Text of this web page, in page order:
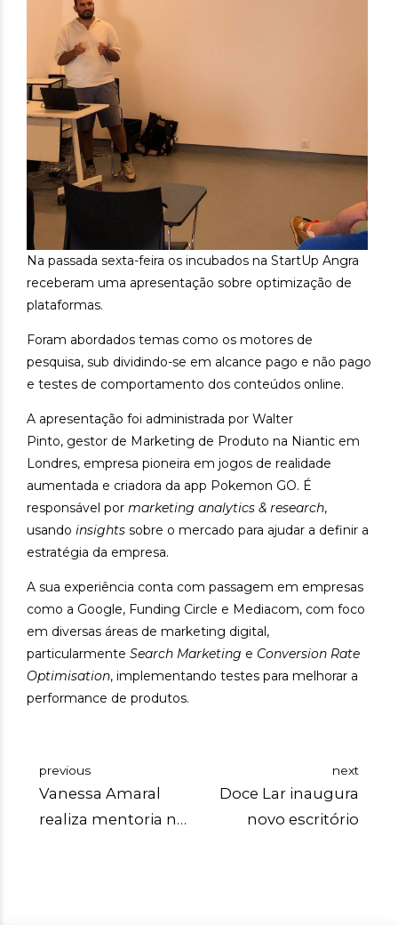
Na passada sexta-feira os incubados na StartUp Angra
receberam uma apresentação sobre optimização de
plataformas.
Foram abordados temas como os motores de
pesquisa, sub dividindo-se em alcance pago e não pago
e testes de comportamento dos conteúdos online.
A apresentação foi administrada por Walter
Pinto, gestor de Marketing de Produto na Niantic em
Londres, empresa pioneira em jogos de realidade
aumentada e criadora da app Pokemon GO. É
responsável por marketing analytics & research,
usando insights sobre o mercado para ajudar a definir a
estratégia da empresa.
A sua experiência conta com passagem em empresas
como a Google, Funding Circle e Mediacom, com foco
em diversas áreas de marketing digital,
particularmente Search Marketing e Conversion Rate
Optimisation, implementando testes para melhorar a
performance de produtos.
previous
Vanessa Amaral
realiza mentoria na
next
Doce Lar inaugura
novo escritório